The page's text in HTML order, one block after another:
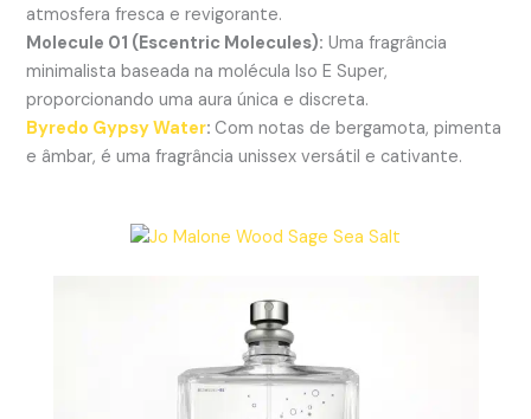
atmosfera fresca e revigorante.
Molecule 01 (Escentric Molecules): Uma fragrância
minimalista baseada na molécula Iso E Super,
proporcionando uma aura única e discreta.
Byredo Gypsy Water:Com notas de bergamota, pimenta
e âmbar, é uma fragrância unissex versátil e cativante.